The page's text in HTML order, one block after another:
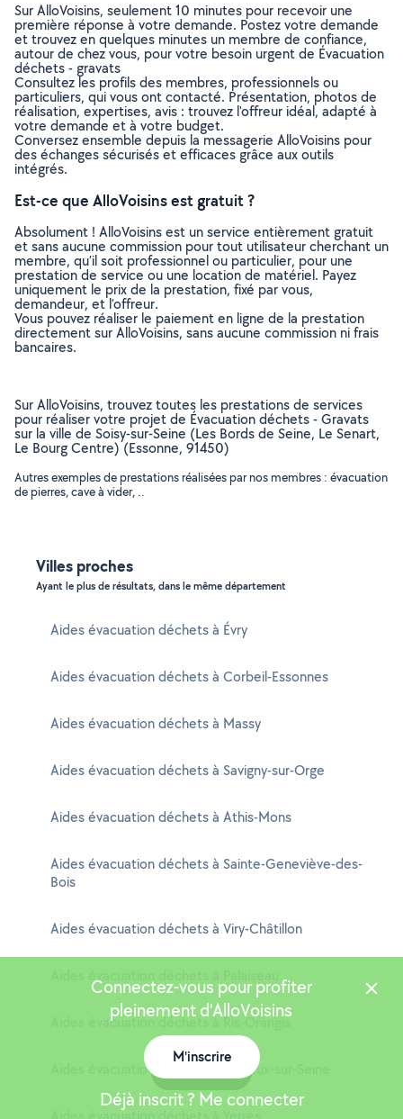
Sur AlloVoisins, seulement 10 minutes pour recevoir une
première réponse à votre demande. Postez votre demande
et trouvez en quelques minutes un membre de confiance,
autour de chez vous, pour votre besoin urgent de Évacuation
déchets - gravats
Consultez les profils des membres, professionnels ou
particuliers, qui vous ont contacté. Présentation, photos de
réalisation, expertises, avis : trouvez l'offreur idéal, adapté à
votre demande et à votre budget.
Conversez ensemble depuis la messagerie AlloVoisins pour
des échanges sécurisés et efficaces grâce aux outils
intégrés.
Est-ce que AlloVoisins est gratuit ?
Absolument ! AlloVoisins est un service entièrement gratuit
et sans aucune commission pour tout utilisateur cherchant un
membre, qu’il soit professionnel ou particulier, pour une
prestation de service ou une location de matériel. Payez
uniquement le prix de la prestation, fixé par vous,
demandeur, et l’offreur.
Vous pouvez réaliser le paiement en ligne de la prestation
directement sur AlloVoisins, sans aucune commission ni frais
bancaires.
Sur AlloVoisins, trouvez toutes les prestations de services
pour réaliser votre projet de Évacuation déchets - Gravats
sur la ville de Soisy-sur-Seine (Les Bords de Seine, Le Senart,
Le Bourg Centre) (Essonne, 91450)
Autres exemples de prestations réalisées par nos membres : évacuation
de pierres, cave à vider, ..
Villes proches
Ayant le plus de résultats, dans le même département
Aides évacuation déchets à Évry
Aides évacuation déchets à Corbeil-Essonnes
Aides évacuation déchets à Massy
Aides évacuation déchets à Savigny-sur-Orge
Aides évacuation déchets à Athis-Mons
Aides évacuation déchets à Sainte-Geneviève-des-
Bois
Aides évacuation déchets à Viry-Châtillon
Aides évacuation déchets à Ris-Orangis
Aides évacuation déchets à Vigneux-sur-Seine
Connectez-vous pour profiter
pleinement d'AlloVoisins
M'inscrire
Déjà inscrit ? Me connecter